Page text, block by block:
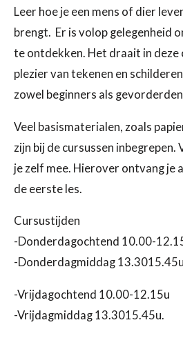
Leer hoe je een mens of dier
brengt. Er is volop gelegenheid
te ontdekken. Het draait in deze
plezier van tekenen en
zowel beginners als
Veel basismaterialen, zoals
zijn bij de cursussen inbegrepen.
je zelf mee. Hierover ontvang je
de eerste les.
Cursustijden
-Donderdagochtend 10.00-
-Donderdagmiddag
-Vrijdagochtend 10.00-12.15u
-Vrijdagmiddag 13.3015.45u.